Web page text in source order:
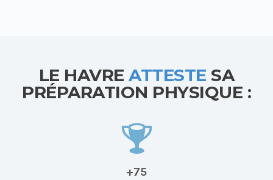
LE HAVREATTESTE SA
PRÉPARATION PHYSIQUE :
+75